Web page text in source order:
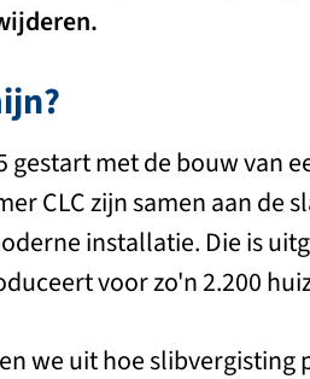
gestart met de bouw van
CLC zijn samen aan de
installatie. Die is
voor zo'n 2.200
we uit hoe slibvergisting